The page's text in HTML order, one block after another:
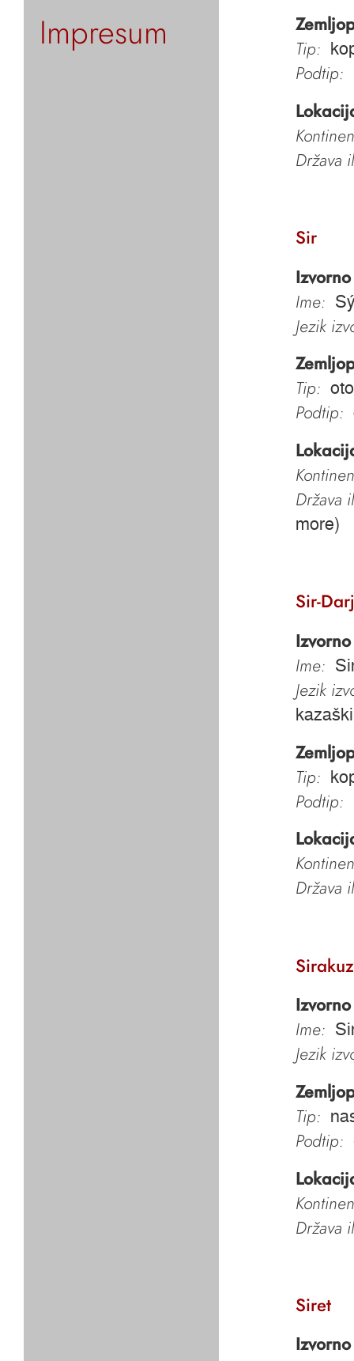
Impresum
Tip:
Podtip:
Država
Sir
Ime:
Jezik
Tip:
Podtip:
Država
more)
Sir-
Ime:
Jezik
Tip:
Podtip:
Država
Ime:
Jezik
Tip:
Podtip:
Država
Siret